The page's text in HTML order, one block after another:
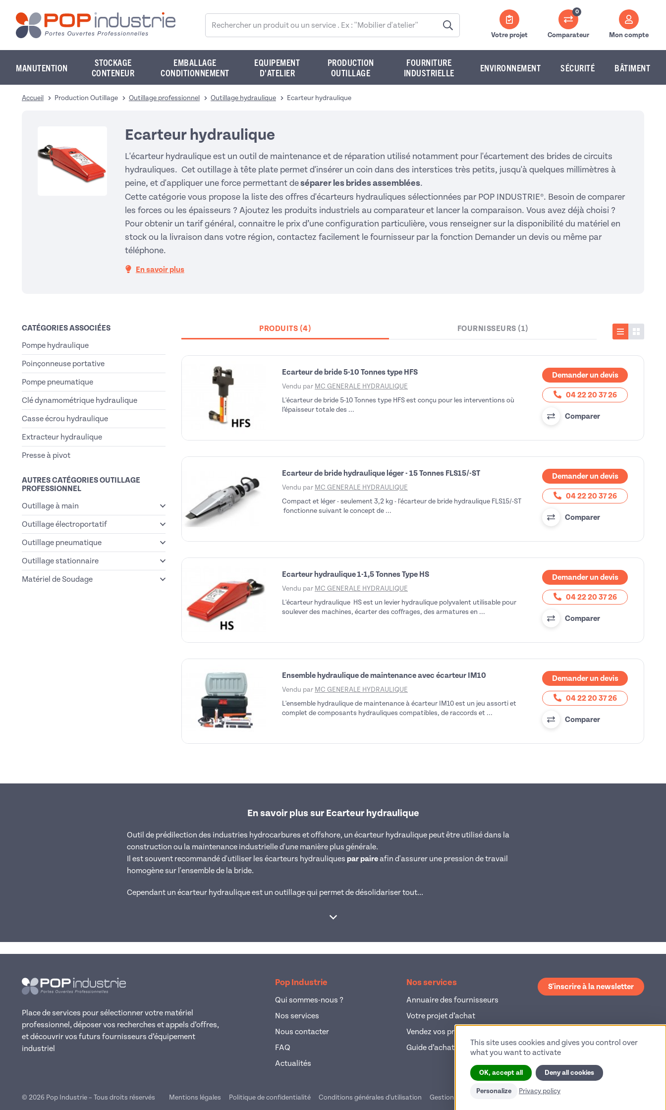
Votre projet
0
Comparateur Mon compte
MANUTENTION
STOCKAGE
CONTENEUR
EMBALLAGE
CONDITIONNEMENT
EQUIPEMENT
D'ATELIER
PRODUCTION
OUTILLAGE
FOURNITURE
INDUSTRIELLE
ENVIRONNEMENT SÉCURITÉ BÂTIMENT
Accueil Production Outillage Outillage professionnel Outillage hydraulique Ecarteur hydraulique
Ecarteur hydraulique
L'écarteur hydraulique est un outil de maintenance et de réparation utilisé notamment pour l'écartement des brides de circuits
hydrauliques. Cet outillage à tête plate permet d'insérer un coin dans des interstices très petits, jusqu'à quelques millimètres à
peine, et d'appliquer une force permettant deséparer les brides assemblées.
Cette catégorie vous propose la liste des offres d'écarteurs hydrauliques sélectionnées par POP INDUSTRIE®. Besoin de comparer
les forces ou les épaisseurs ? Ajoutez les produits industriels au comparateur et lancer la comparaison. Vous avez déjà choisi ?
Pour obtenir un tarif général, connaitre le prix d’une configuration particulière, vous renseigner sur la disponibilité du matériel en
stock ou la livraison dans votre région, contactez facilement le fournisseur par la fonction Demander un devis ou même par
téléphone.
En savoir plus
CATÉGORIES ASSOCIÉES
Pompe hydraulique
Poinçonneuse portative
Pompe pneumatique
Clé dynamométrique hydraulique
Casse écrou hydraulique
Extracteur hydraulique
Presse à pivot
AUTRES CATÉGORIES OUTILLAGE
PROFESSIONNEL
Outillage à main
Outillage électroportatif
Outillage pneumatique
Outillage stationnaire
Matériel de Soudage
PRODUITS (4)
FOURNISSEURS (1)
Liste
Ecarteur de bride 5-10 Tonnes type HFS
Vendu par MC GENERALE HYDRAULIQUE
L'écarteur de bride 5-10 Tonnes type HFS est conçu pour les interventions où
l’épaisseur totale des ...
Demander un devis
04 22 20 37 26
Comparer
Ecarteur de bride hydraulique léger - 15 Tonnes FLS15/-ST
Vendu par MC GENERALE HYDRAULIQUE
Compact et léger - seulement 3,2 kg - l'écarteur de bride hydraulique FLS15/-ST
fonctionne suivant le concept de ...
Demander un devis
04 22 20 37 26
Comparer
Ecarteur hydraulique 1-1,5 Tonnes Type HS
Vendu par MC GENERALE HYDRAULIQUE
L'écarteur hydraulique HS est un levier hydraulique polyvalent utilisable pour
soulever des machines, écarter des coffrages, des armatures en ...
Demander un devis
04 22 20 37 26
Comparer
Ensemble hydraulique de maintenance avec écarteur IM10
Vendu par MC GENERALE HYDRAULIQUE
L'ensemble hydraulique de maintenance à écarteur IM10 est un jeu assorti et
complet de composants hydrauliques compatibles, de raccords et ...
Demander un devis
04 22 20 37 26
Comparer
En savoir plus sur Ecarteur hydraulique
Outil de prédilection des industries hydrocarbures et offshore, un écarteur hydraulique peut être utilisé dans la
construction ou la maintenance industrielle d'une manière plus générale.
Il est souvent recommandé d'utiliser les écarteurs hydrauliques par paireafin d'assurer une pression de travail
homogène sur l'ensemble de la bride.
Cependant un écarteur hydraulique est un outillage qui permet de désolidariser tout...
Afficher la suite
Place de services pour sélectionner votre matériel
professionnel, déposer vos recherches et appels d’offres,
et découvrir vos futurs fournisseurs d’équipement
industriel
Pop Industrie
Qui sommes-nous ?
Nos services
Nous contacter
FAQ
Actualités
Nos services
Annuaire des fournisseurs
Votre projet d’achat
Vendez vos produits
Guide d’achat
S'inscrire à la newsletter
© 2026 Pop Industrie – Tous droits réservés Mentions légales Politique de confidentialité Conditions générales d'utilisation Gestion des cookies
This site uses cookies and gives you control over
what you want to activate
OK, accept all Deny all cookies
Personalize Privacy policy